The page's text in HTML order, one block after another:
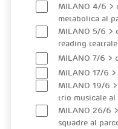
MILANO 4/6 >
metabolica al
MILANO 5/6 >
reading
MILANO 7/6 >
MILANO 17/6
MILANO 19/6
trio musicale al
MILANO 26/6
squadre al